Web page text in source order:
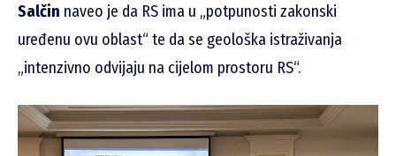
Salčin naveo je da RS ima u „potpunosti zakonski
uređenu ovu oblast“ te da se geološka istraživanja
„intenzivno odvijaju na cijelom prostoru RS“.